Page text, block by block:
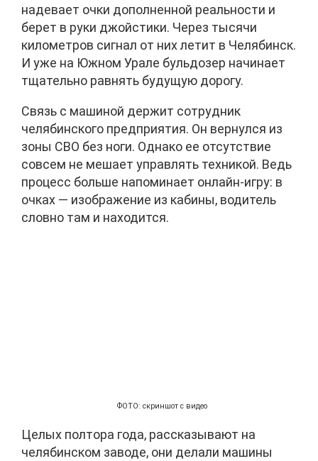
надевает очки дополненной реальности и
берет в руки джойстики. Через тысячи
километров сигнал от них летит в Челябинск.
И уже на Южном Урале бульдозер начинает
тщательно равнять будущую дорогу.
Связь с машиной держит сотрудник
челябинского предприятия. Он вернулся из
зоны СВО без ноги. Однако ее отсутствие
совсем не мешает управлять техникой. Ведь
процесс больше напоминает онлайн-игру: в
очках — изображение из кабины, водитель
словно там и находится.
ФОТО: скриншот с видео
Целых полтора года, рассказывают на
челябинском заводе, они делали машины